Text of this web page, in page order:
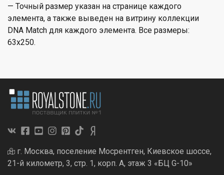
— Точный размер указан на странице каждого
элемента, а также выведен на витрину коллекции
DNA Match для каждого элемента. Все размеры:
63x250.
г. Москва, поселение Мосрентген, Киевское шоссе,
21-й километр, 3, стр. 1, корп. А, этаж 3 «БЦ G-10»